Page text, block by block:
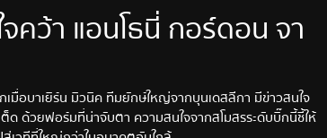
คว้า แอนโธนี่ กอร์ดอน จา
มื่อบาเยิร์น มิวนิค ทีมยักษ์ใหญ่จากบุนเดสลีกา มีข่าวสนใจ
ด ด้วยฟอร์มที่น่าจับตา ความสนใจจากสโมสรระดับบิ๊กนี้ชี้ให้